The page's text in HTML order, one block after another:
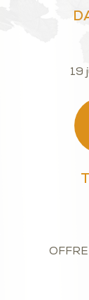
19